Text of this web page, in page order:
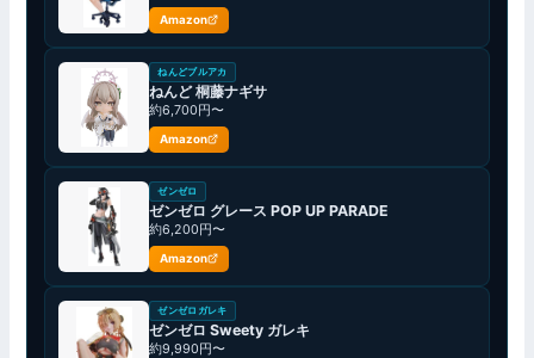
Amazon
ねんどブルアカ
ねんど 桐藤ナギサ
約6,700円〜
Amazon
ゼンゼロ
ゼンゼロ グレース POP UP PARADE
約6,200円〜
Amazon
ゼンゼロガレキ
ゼンゼロ Sweety ガレキ
約9,990円〜